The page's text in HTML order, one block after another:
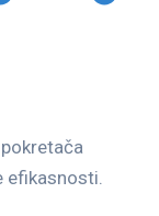
efikasnosti.